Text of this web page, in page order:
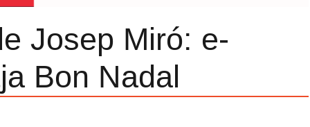
Josep Miró: e-
Bon Nadal